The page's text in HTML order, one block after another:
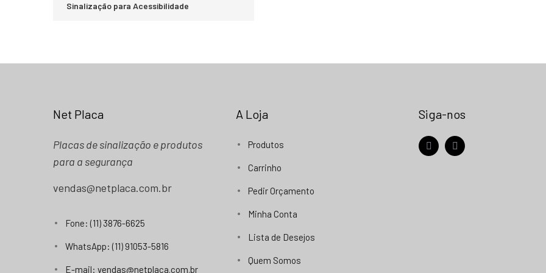
Sinalização para Acessibilidade
Net Placa
Placas de sinalização e produtos
para a segurança
vendas@netplaca.com.br
Fone: (11) 3876-6625
WhatsApp: (11) 91053-5816
E-mail: vendas@netplaca.com.br
A Loja
Produtos
Carrinho
Pedir Orçamento
Minha Conta
Lista de Desejos
Quem Somos
Siga-nos